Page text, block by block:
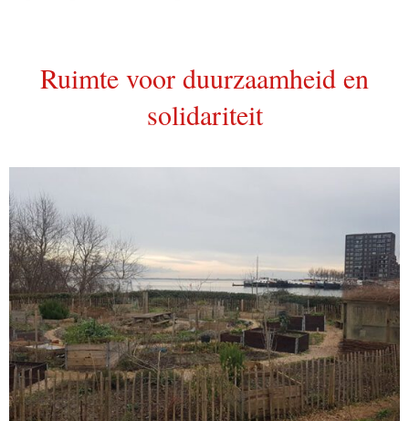
Ruimte voor duurzaamheid en
solidariteit